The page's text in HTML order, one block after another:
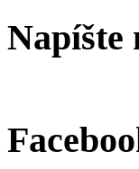
Napíšte